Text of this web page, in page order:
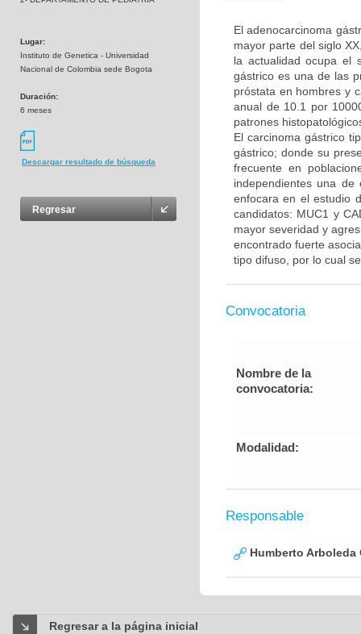
Lugar:
Instituto de Genetica - Universidad
Nacional de Colombia sede Bogota
Duración:
6 meses
Descargar resultado de búsqueda
Regresar
El adenocarcinoma
mayor parte del siglo
la actualidad ocupa el
gástrico es una de las
próstata en hombres y
anual de 10.1 por
patrones
El carcinoma gástrico
gástrico; donde su
frecuente en
independientes una
enfocara en el estudio
candidatos: MUC1 y
mayor severidad y
encontrado fuerte
tipo difuso, por lo cual
Convocatoria
Nombre de la
convocatoria:
Modalidad:
Responsable
Humberto Arboleda
Regresar a la página inicial